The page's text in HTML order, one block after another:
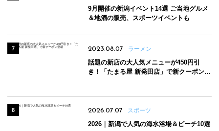
9月開催の新潟イベント14選 ご当地グルメ
＆地酒の販売、スポーツイベントも
2023.08.07 ラーメン
話題の新店の大人気メニューが450円引
き！「たまる屋 新発田店」で新クーポン登
2026.07.07 スポーツ
2026｜新潟で人気の海水浴場＆ビーチ10選